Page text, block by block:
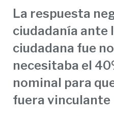
La respuesta
ciudadanía ante
ciudadana fue
necesitaba el
nominal para
fuera vinculante